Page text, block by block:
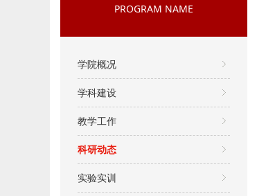
PROGRAM NAME
学院概况
学科建设
教学工作
科研动态
实验实训